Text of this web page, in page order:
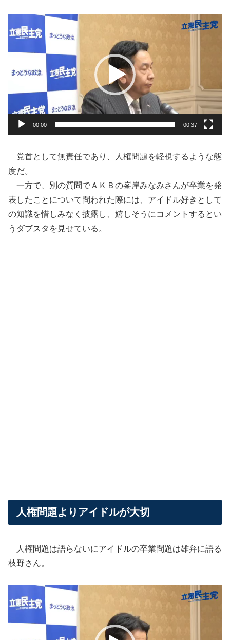
画
ー
ヤ
00:00 00:37
党首として無責任であり、人権問題を軽視するような態
度だ。
一方で、別の質問でＡＫＢの峯岸みなみさんが卒業を発
表したことについて問われた際には、アイドル好きとして
の知識を惜しみなく披露し、嬉しそうにコメントするとい
うダブスタを見せている。
人権問題よりアイドルが大切
人権問題は語らないにアイドルの卒業問題は雄弁に語る
枝野さん。
画
プ